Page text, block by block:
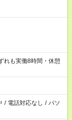
れも実働8時間・休憩
/ 電話対応なし / パソ